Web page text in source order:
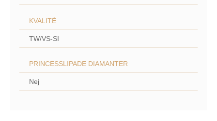
KVALITÉ
TW/VS-SI
PRINCESSLIPADE DIAMANTER
Nej